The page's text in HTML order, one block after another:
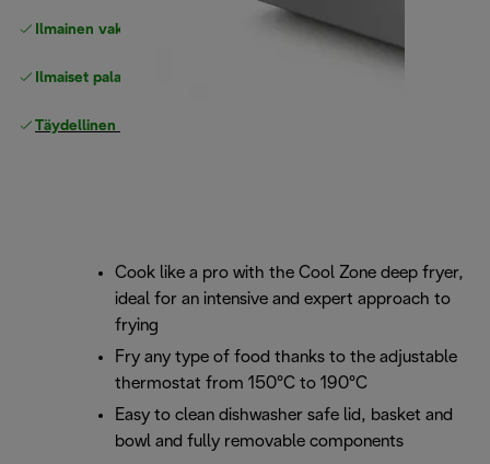
Ilmainen vakiotoimitus
Ilmaiset palautukset
Täydellinen valmistajan takuu
Cook like a pro with the Cool Zone deep fryer,
ideal for an intensive and expert approach to
frying
Fry any type of food thanks to the adjustable
thermostat from 150°C to 190°C
Easy to clean dishwasher safe lid, basket and
bowl and fully removable components